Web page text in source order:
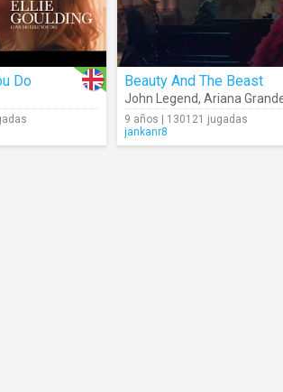
Do Beauty And The Beast
John Legend, Ariana
9 años | 130121 jugadas
jankanr8